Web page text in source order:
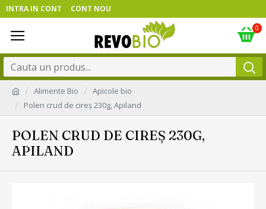
INTRA IN CONT CONT NOU
0
Alimente Bio
Apicole bio
Polen crud de cireș 230g, Apiland
POLEN CRUD DE CIREȘ 230G,
APILAND